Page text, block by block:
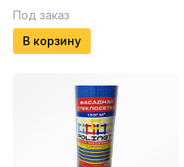
Под заказ
В корзину